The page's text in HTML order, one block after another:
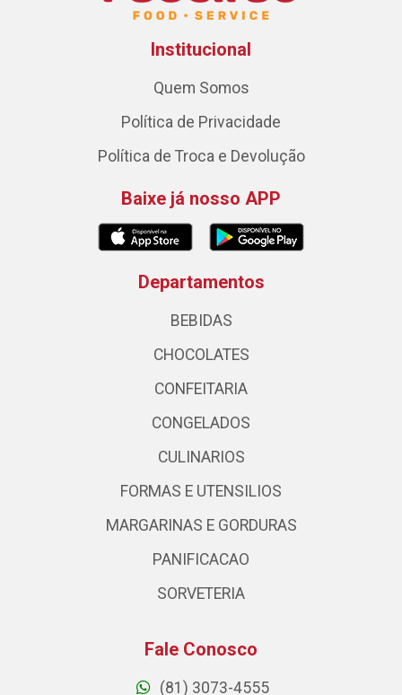
Institucional
Quem Somos
Política de Privacidade
Política de Troca e Devolução
Baixe já nosso APP
Departamentos
BEBIDAS
CHOCOLATES
CONFEITARIA
CONGELADOS
CULINARIOS
FORMAS E UTENSILIOS
MARGARINAS E GORDURAS
PANIFICACAO
SORVETERIA
Fale Conosco
(81) 3073-4555